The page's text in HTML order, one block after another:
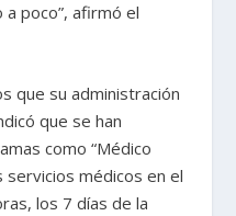
poco”, afirmó el
que su administración
que se han
como “Médico
servicios médicos en el
los 7 días de la